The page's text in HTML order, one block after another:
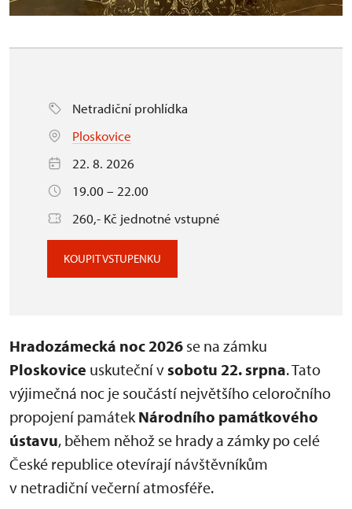
Netradiční prohlídka
Ploskovice
22. 8. 2026
19.00 – 22.00
260,- Kč jednotné vstupné
KOUPIT VSTUPENKU
Hradozámecká noc 2026 se na zámku
Ploskovice uskuteční vsobotu 22. srpna. Tato
výjimečná noc je součástí největšího celoročního
propojení památekNárodního památkového
ústavu, během něhož se hrady a zámky po celé
České republice otevírají návštěvníkům
v netradiční večerní atmosféře.